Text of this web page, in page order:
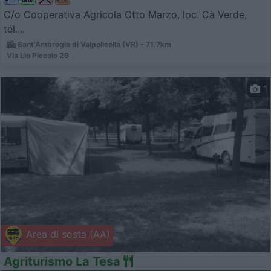
C/o Cooperativa Agricola Otto Marzo, loc. Cà Verde,
tel....
Sant'Ambrogio di Valpolicella (VR) - 71.7km
Via Lio Piccolo 29
Area di sosta (AA)
1
Agriturismo La Tesa